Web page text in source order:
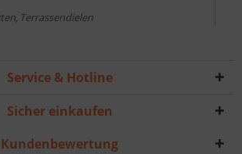
Service & Hotline
Sicher einkaufen
Kundenbewertung